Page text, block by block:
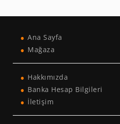
Ana Sayfa
Mağaza
Hakkımızda
Banka Hesap Bilgileri
İletişim